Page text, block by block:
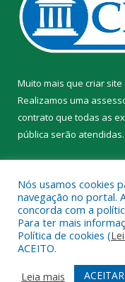
Muito mais que criar site
Realizamos uma
contrato que todas as
pública serão atendidas.
Todos os direitos
Mapa do Site
Nós usamos cookies
navegação no portal.
concorda com a
Para ter mais
Política de cookies (
ACEITO.
Leia mais
ACEITAR